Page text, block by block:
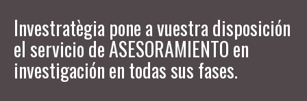
Investratègia pone a vuestra disposición
el servicio de ASESORAMIENTO en
investigación en todas sus fases.